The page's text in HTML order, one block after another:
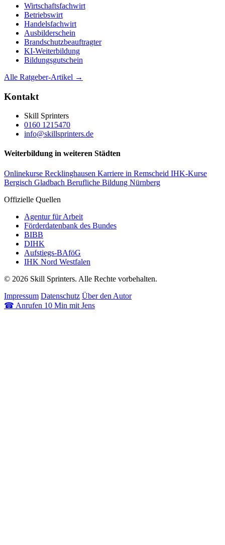
Wirtschaftsfachwirt
Betriebswirt
Handelsfachwirt
Ausbilderschein
Brandschutzbeauftragter
KI-Weiterbildung
Bildungsgutschein
Alle Ratgeber-Artikel →
Kontakt
Skill Sprinters
0160 1215470
info@skillsprinters.de
Weiterbildung in weiteren Städten
Onlinekurse Recklinghausen Karriere in Remscheid IHK-Kurse
Bergisch Gladbach Berufliche Bildung Nürnberg
Offizielle Quellen
Agentur für Arbeit
Förderdatenbank des Bundes
BIBB
DIHK
Aufstiegs-BAföG
IHK Nord Westfalen
© 2026 Skill Sprinters. Alle Rechte vorbehalten.
Impressum Datenschutz Über den Autor
☎ Anrufen 10 Min mit Jens